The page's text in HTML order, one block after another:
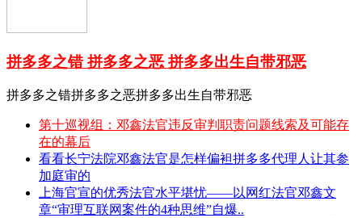
拼多多之错 拼多多之恶 拼多多出生自带邪恶
拼多多之错拼多多之恶拼多多出生自带邪恶
第十巡视组：邓鑫法官违反审判职责问题线索及可能存
在的幕后
看看长宁法院邓鑫法官是怎样偏袒拼多多代理人让其参
加庭审的
上海官宣的优秀法官水平堪忧——以网红法官邓鑫文
章“审理互联网案件的4种思维”自爆..